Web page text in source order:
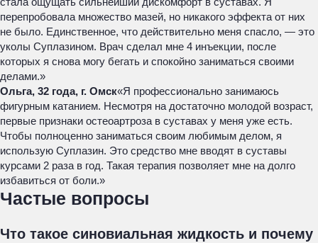
перепробовала множество мазей, но никакого эффекта от них
не было. Единственное, что действительно меня спасло, — это
уколы Суплазином. Врач сделал мне 4 инъекции, после
которых я снова могу бегать и спокойно заниматься своими
делами.»
Ольга, 32 года, г. Омск«Я профессионально занимаюсь
фигурным катанием. Несмотря на достаточно молодой возраст,
первые признаки остеоартроза в суставах у меня уже есть.
Чтобы полноценно заниматься своим любимым делом, я
использую Суплазин. Это средство мне вводят в суставы
курсами 2 раза в год. Такая терапия позволяет мне на долго
избавиться от боли.»
Частые вопросы
Что такое синовиальная жидкость и почему